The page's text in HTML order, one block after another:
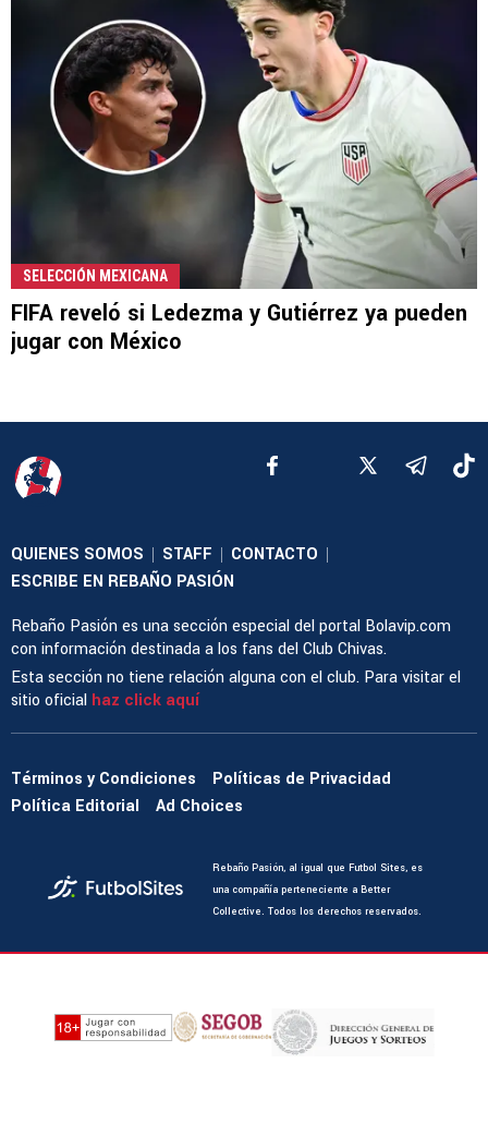
SELECCIÓN MEXICANA
FIFA reveló si Ledezma y Gutiérrez ya pueden
jugar con México
QUIENES SOMOS | STAFF | CONTACTO |
ESCRIBE EN REBAÑO PASIÓN
Rebaño Pasión es una sección especial del portal Bolavip.com
con información destinada a los fans del Club Chivas.
Esta sección no tiene relación alguna con el club. Para visitar el
sitio oficial haz click aquí
Términos y Condiciones
Políticas de Privacidad
Política Editorial
Ad Choices
Rebaño Pasión, al igual que Futbol Sites, es
una compañía perteneciente a Better
Collective. Todos los derechos reservados.